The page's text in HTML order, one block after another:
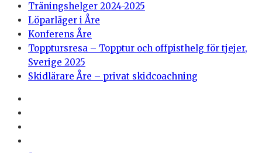
Träningshelger 2024-2025
Löparläger i Åre
Konferens Åre
Topptursresa – Topptur och offpisthelg för tjejer,
Sverige 2025
Skidlärare Åre – privat skidcoachning